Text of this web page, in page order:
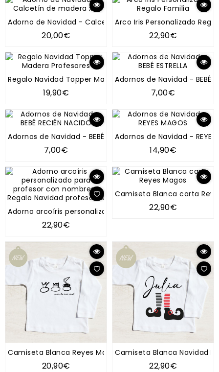
Adorno de Navidad - Calcetín de madera x 5
20,00€
Arco Iris Personalizado
22,90€
Regalo Navidad Topper Madera Profesores
19,90€
Adornos de Navidad - BEBÉ
7,00€
Adornos de Navidad - BEBÉ RECIÉN NACIDO
7,00€
Adornos de Navidad - REYES
14,90€
Adorno arcoíris personalizado para profesor con
22,90€
Camiseta Blanca carta
22,90€
Camiseta Blanca Reyes Magos
20,90€
Camiseta Blanca Navidad
22,90€